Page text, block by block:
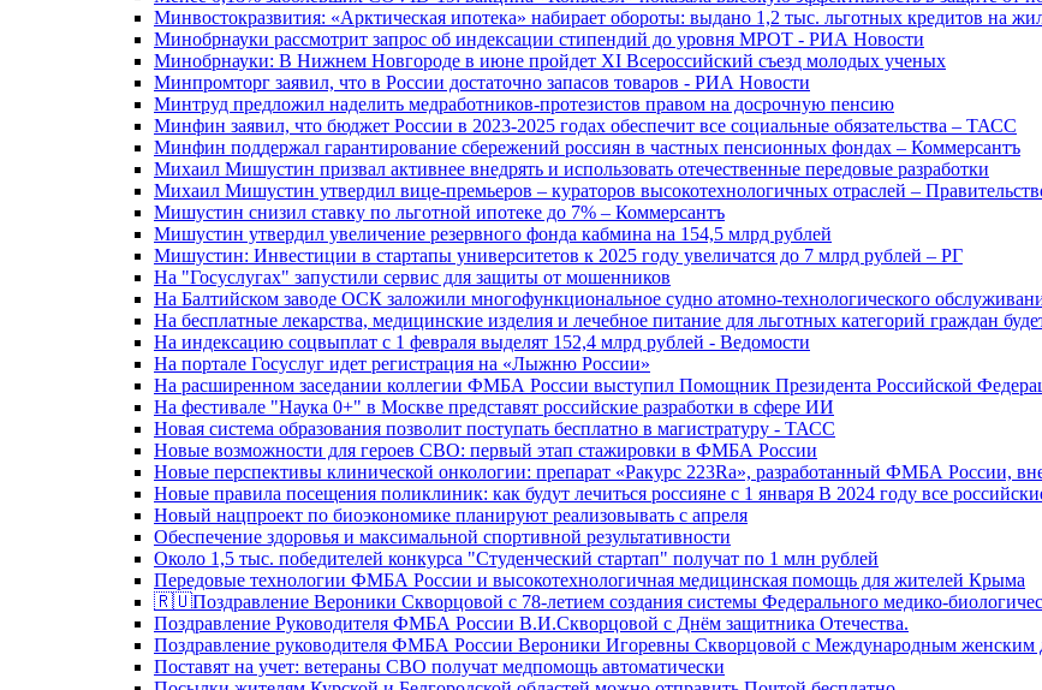
Минвостокразвития: «Арктическая ипотека» набирает обороты: выдано 1,2 тыс. льготных кредитов на
Минобрнауки рассмотрит запрос об индексации стипендий до уровня МРОТ - РИА Новости
Минобрнауки: В Нижнем Новгороде в июне пройдет XI Всероссийский съезд молодых ученых
Минпромторг заявил, что в России достаточно запасов товаров - РИА Новости
Минтруд предложил наделить медработников-протезистов правом на досрочную пенсию
Минфин заявил, что бюджет России в 2023-2025 годах обеспечит все социальные обязательства – ТАСС
Минфин поддержал гарантирование сбережений россиян в частных пенсионных фондах – Коммерсантъ
Михаил Мишустин призвал активнее внедрять и использовать отечественные передовые разработки
Михаил Мишустин утвердил вице-премьеров – кураторов высокотехнологичных отраслей –
Мишустин снизил ставку по льготной ипотеке до 7% – Коммерсантъ
Мишустин утвердил увеличение резервного фонда кабмина на 154,5 млрд рублей
Мишустин: Инвестиции в стартапы университетов к 2025 году увеличатся до 7 млрд рублей – РГ
На "Госуслугах" запустили сервис для защиты от мошенников
На Балтийском заводе ОСК заложили многофункциональное судно атомно-технологического
На бесплатные лекарства, медицинские изделия и лечебное питание для льготных категорий граждан
На индексацию соцвыплат с 1 февраля выделят 152,4 млрд рублей - Ведомости
На портале Госуслуг идет регистрация на «Лыжню России»
На расширенном заседании коллегии ФМБА России выступил Помощник Президента Российской
На фестивале "Наука 0+" в Москве представят российские разработки в сфере ИИ
Новая система образования позволит поступать бесплатно в магистратуру - ТАСС
Новые возможности для героев СВО: первый этап стажировки в ФМБА России
Новые перспективы клинической онкологии: препарат «Ракурс 223Ra», разработанный ФМБА России,
Новые правила посещения поликлиник: как будут лечиться россияне с 1 января В 2024 году все
Новый нацпроект по биоэкономике планируют реализовывать с апреля
Обеспечение здоровья и максимальной спортивной результативности
Около 1,5 тыс. победителей конкурса "Студенческий стартап" получат по 1 млн рублей
Передовые технологии ФМБА России и высокотехнологичная медицинская помощь для жителей Крыма
🇷🇺Поздравление Вероники Скворцовой с 78-летием создания системы Федерального медико-
Поздравление Руководителя ФМБА России В.И.Скворцовой с Днём защитника Отечества.
Поздравление руководителя ФМБА России Вероники Игоревны Скворцовой с Международным женским
Поставят на учет: ветераны СВО получат медпомощь автоматически